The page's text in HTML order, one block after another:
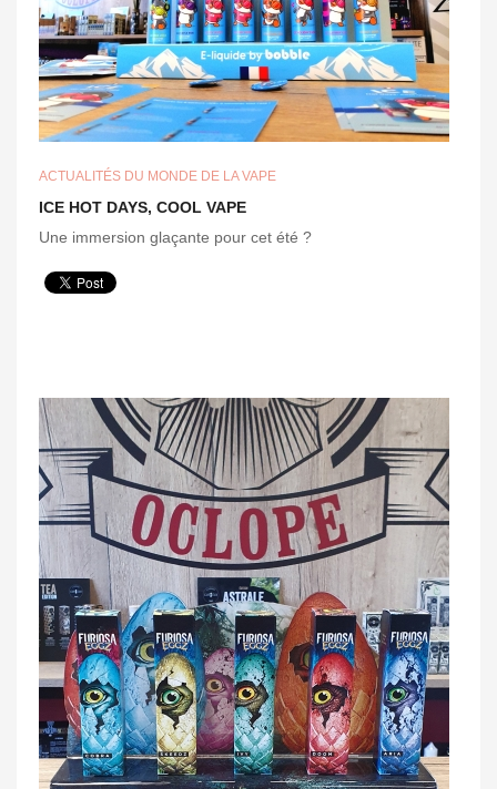
ACTUALITÉS DU MONDE DE LA VAPE
ICE HOT DAYS, COOL VAPE
Une immersion glaçante pour cet été ?